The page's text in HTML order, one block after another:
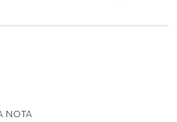
NOTA